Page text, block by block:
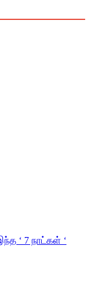
‘ 7 நாட்கள் ‘